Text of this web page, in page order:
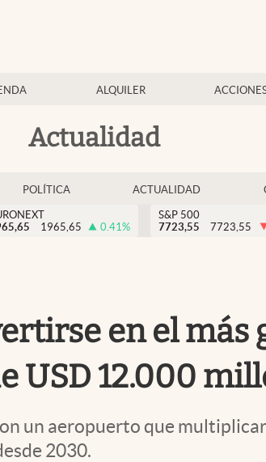
ALQUILER
Actualidad
POLÍTICA ACTUALIDAD
1965,65 0.41%
S&P 500
7723,55
7723,55
en el más
USD 12.000
un aeropuerto que
2030.